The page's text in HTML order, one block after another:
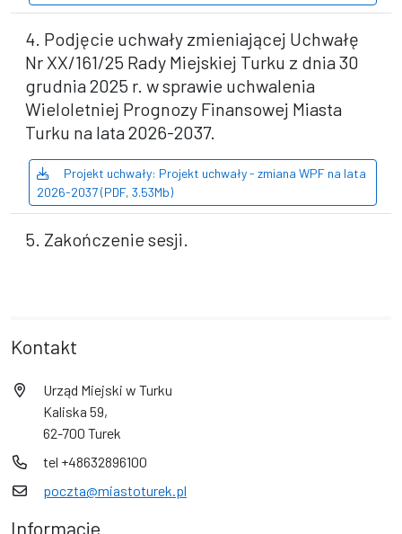
4. Podjęcie uchwały zmieniającej Uchwałę
Nr XX/161/25 Rady Miejskiej Turku z dnia 30
grudnia 2025 r. w sprawie uchwalenia
Wieloletniej Prognozy Finansowej Miasta
Turku na lata 2026-2037.
Projekt uchwały: Projekt uchwały - zmiana WPF na lata
2026-2037 (PDF, 3.53Mb)
5. Zakończenie sesji.
Kontakt
Urząd Miejski w Turku
Kaliska 59,
62-700 Turek
tel +48632896100
poczta@miastoturek.pl
Informacje